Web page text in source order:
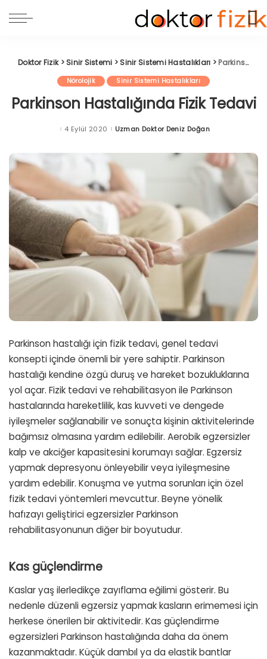
Doktor Fizik>Sinir Sistemi >Sinir Sistemi Hastalıkları > Parkinson Hastalığında Fizik Tedavi
Nörolojik Sinir Sistemi Hastalıkları
Parkinson Hastalığında Fizik Tedavi
4 Eylül 2020 Posted
Uzman Doktor Deniz Doğan
Parkinson hastalığı için fizik tedavi, genel tedavi
konsepti içinde önemli bir yere sahiptir. Parkinson
hastalığı kendine özgü duruş ve hareket bozukluklarına
yol açar. Fizik tedavi ve rehabilitasyon ile Parkinson
hastalarında hareketlilik, kas kuvveti ve dengede
iyileşmeler sağlanabilir ve sonuçta kişinin aktivitelerinde
bağımsız olmasına yardım edilebilir. Aerobik egzersizler
kalp ve akciğer kapasitesini korumayı sağlar. Egzersiz
yapmak depresyonu önleyebilir veya iyileşmesine
yardım edebilir. Konuşma ve yutma sorunları için özel
fizik tedavi yöntemleri mevcuttur. Beyne yönelik
hafızayı geliştirici egzersizler Parkinson
rehabilitasyonunun diğer bir boyutudur.
Kas güçlendirme
Kaslar yaş ilerledikçe zayıflama eğilimi gösterir. Bu
nedenle düzenli egzersiz yapmak kasların erimemesi için
herkese önerilen bir aktivitedir. Kas güçlendirme
egzersizleri Parkinson hastalığında daha da önem
kazanmaktadır. Küçük dambıl ya da elastik bantlar